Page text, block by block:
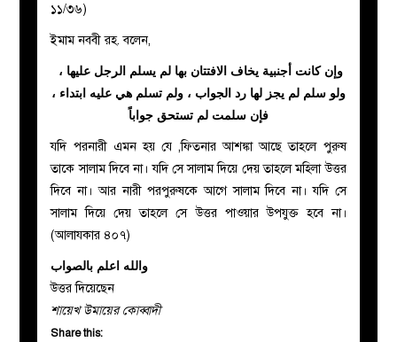
১১/৩৬)
ইমাম নববী রহ. বলেন,
ولو سلم لم يجز لها رد الجواب ، ولم تسلم هي عليه ابتداء ،
فإن سلمت لم تستحق جواباً
যদি পরনারী এমন হয় যে ,ফিতনার আশঙ্কা আছে তাহলে পুরুষ
তাকে সালাম দিবে না। যদি সে সালাম দিয়ে দেয় তাহলে মহিলা উত্তর
দিবে না। আর নারী পরপুরুষকে আগে সালাম দিবে না। যদি সে
সালাম দিয়ে দেয় তাহলে সে উত্তর পাওয়ার উপযুক্ত হবে না।
(আলাযকার ৪০৭)
والله اعلم بالصواب
উত্তর দিয়েছেন
শায়েখ উমায়ের কোব্বাদী
Share this: